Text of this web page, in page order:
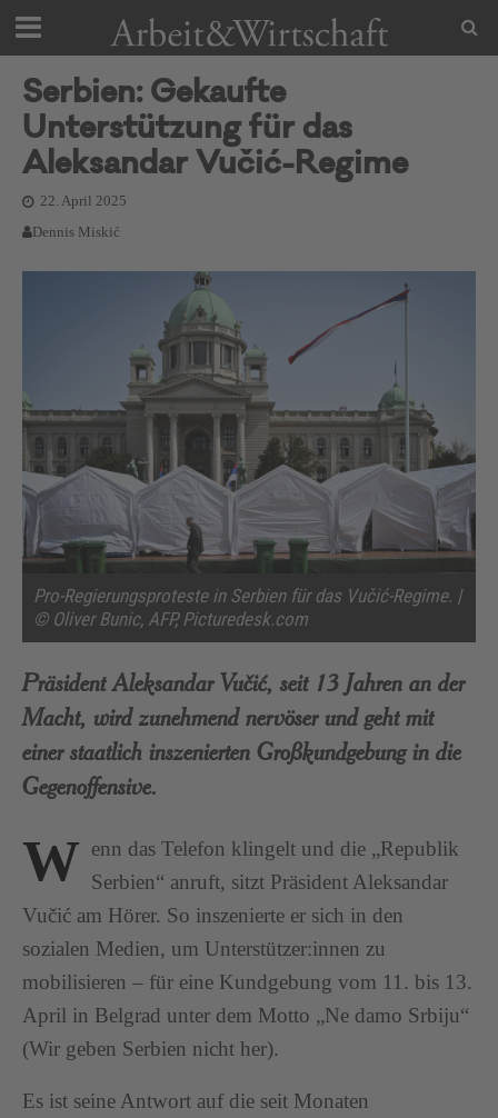
Serbien: Gekaufte
Unterstützung für das
Aleksandar Vučić-Regime
22. April 2025
Dennis Miskić
Pro-Regierungsproteste in Serbien für das Vučić-Regime. |
© Oliver Bunic, AFP, Picturedesk.com
Präsident Aleksandar Vučić, seit 13 Jahren an der
Macht, wird zunehmend nervöser und geht mit
einer staatlich inszenierten Großkundgebung in die
Gegenoffensive.
W enn das Telefon klingelt und die „Republik
Serbien“ anruft, sitzt Präsident Aleksandar
Vučić am Hörer. So inszenierte er sich in den
sozialen Medien, um Unterstützer:innen zu
mobilisieren – für eine Kundgebung vom 11. bis 13.
April in Belgrad unter dem Motto „Ne damo Srbiju“
(Wir geben Serbien nicht her).
Es ist seine Antwort auf die seit Monaten